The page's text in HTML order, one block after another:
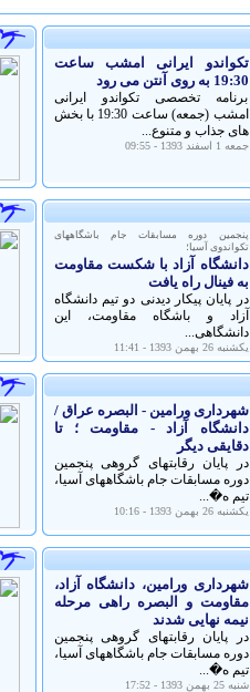
تکواندو ایرانی امشب ساعت
19:30 به روی آنتن می رود
برنامه تخصصی تکواندو ایرانی
امشب (جمعه) ساعت 19:30 با بخش
های جذاب و متنوع...
جمعه 1 اسفند 1393 - 09:55
پنجمین دوره مسابقات جام باشگاههای
تکواندوی آسیا؛
دانشگاه آزاد با شکست مقاومت
به فینال راه یافت
در پایان پیکار دیدنی دو تیم دانشگاه
آزاد و باشگاه مقاومت، این
دانشگاهی...
يكشنبه 26 بهمن 1393 - 11:41
شهرداری ورامین - البصره عراق /
دانشگاه آزاد - مقاومت ؛ تا
دقایقی دیگر
در پایان رقابتهای گروهی پنجمین
دوره مسابقات جام باشگاههای آسیا،
تیم ه�...
يكشنبه 26 بهمن 1393 - 10:16
شهرداری ورامین، دانشگاه آزاد،
مقاومت و البصره راهی مرحله
نیمه نهایی شدند
در پایان رقابتهای گروهی پنجمین
دوره مسابقات جام باشگاههای آسیا،
تیم ه�...
شنبه 25 بهمن 1393 - 17:52